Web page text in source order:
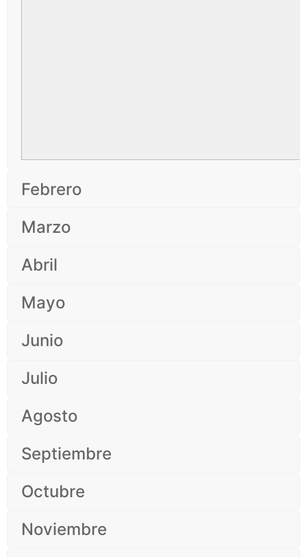
Febrero
Marzo
Abril
Mayo
Junio
Julio
Agosto
Septiembre
Octubre
Noviembre